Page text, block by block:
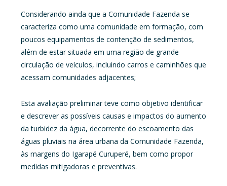
Considerando ainda que a Comunidade Fazenda se
caracteriza como uma comunidade em formação, com
poucos equipamentos de contenção de sedimentos,
além de estar situada em uma região de grande
circulação de veículos, incluindo carros e caminhões que
acessam comunidades adjacentes;
Esta avaliação preliminar teve como objetivo identificar
e descrever as possíveis causas e impactos do aumento
da turbidez da água, decorrente do escoamento das
águas pluviais na área urbana da Comunidade Fazenda,
às margens do Igarapé Curuperé, bem como propor
medidas mitigadoras e preventivas.